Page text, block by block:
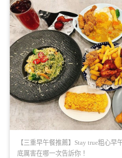
【三重早午餐推薦】Stay true粗心早
底厲害在哪一次告訴你！